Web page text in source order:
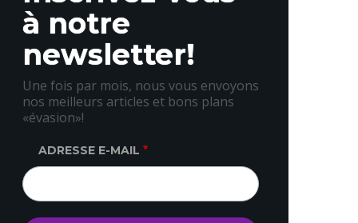
à notre
newsletter!
Une fois par mois, nous vous envoyons
nos meilleurs articles et bons plans
«évasion»!
ADRESSE E-MAIL